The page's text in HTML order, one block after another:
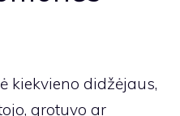
kiekvieno didžėjaus,
grotuvo ar